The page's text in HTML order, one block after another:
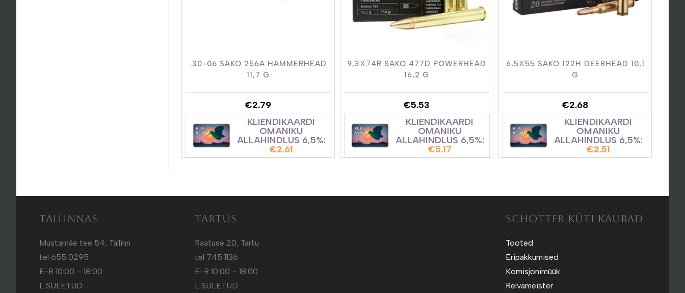
.30-06 SAKO 256A HAMMERHEAD
11,7 G
€2.79
KLIENDIKAARDI
OMANIKU
ALLAHINDLUS 6,5%:
€2.61
9,3X74R SAKO 477D POWERHEAD
16,2 G
€5.53
KLIENDIKAARDI
OMANIKU
ALLAHINDLUS 6,5%:
€5.17
6,5X55 SAKO 122H DEERHEAD 10,1
G
€2.68
KLIENDIKAARDI
OMANIKU
ALLAHINDLUS 6,5%:
€2.51
Tallinnas
Mustamäe tee 54, Tallinn
tel 655 0295
E-R 10:00 – 18:00
L SULETUD
Tartus
Raatuse 20, Tartu
tel 745 1136
E-R 10:00 – 18:00
L SULETUD
SCHOTTER KÜTI KAUBAD
Tooted
Eripakkumised
Komisjonimüük
Relvameister